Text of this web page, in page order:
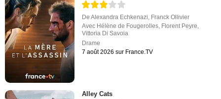
DeAlexandra Echkenazi Franck Ollivier
Avec Hélène de Fougerolles Florent Peyre
Vittoria Di Savoia
Drame
7 août 2026 sur France.TV
Alley Cats